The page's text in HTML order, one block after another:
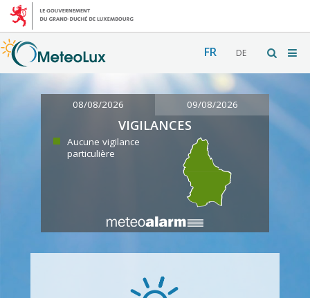
FR DE
08/08/2026 09/08/2026
VIGILANCES
Aucune vigilance
particulière